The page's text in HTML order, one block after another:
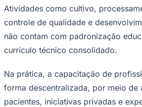
Atividades como cultivo,
controle de qualidade e
não contam com padronização
currículo técnico consolidado.
Na prática, a capacitação de
forma descentralizada, por meio de
pacientes, iniciativas privadas e